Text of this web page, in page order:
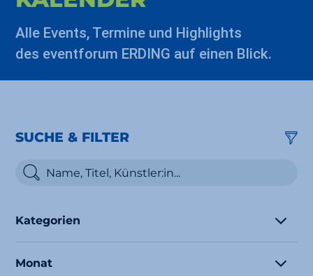
Alle Events, Termine und Highlights
des eventforum ERDING auf einen Blick.
SUCHE & FILTER
Kategorien
Monat